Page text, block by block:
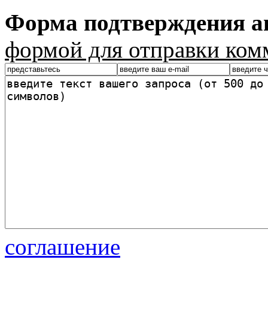
Форма подтверждения
формой для отправки
соглашение